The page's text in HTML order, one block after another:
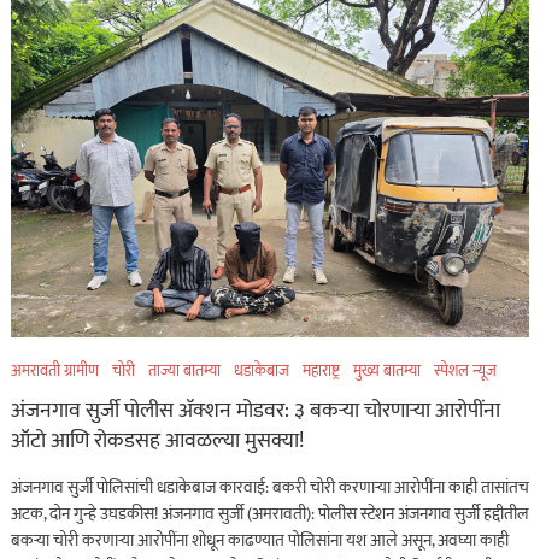
अमरावती ग्रामीण चोरी ताज्या बातम्या धडाकेबाज महाराष्ट्र मुख्य बातम्या स्पेशल न्यूज
अंजनगाव सुर्जी पोलीस ॲक्शन मोडवर: ३ बकऱ्या चोरणाऱ्या आरोपींना
ऑटो आणि रोकडसह आवळल्या मुसक्या!
अंजनगाव सुर्जी पोलिसांची धडाकेबाज कारवाई: बकरी चोरी करणाऱ्या आरोपींना काही तासांतच
अटक, दोन गुन्हे उघडकीस! अंजनगाव सुर्जी (अमरावती): पोलीस स्टेशन अंजनगाव सुर्जी हद्दीतील
बकऱ्या चोरी करणाऱ्या आरोपींना शोधून काढण्यात पोलिसांना यश आले असून, अवघ्या काही